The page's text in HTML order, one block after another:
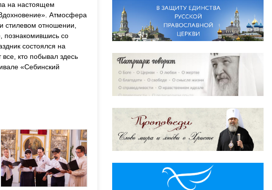
на настоящем
Атмосфера
стилевом отношении,
познакомившись со
состоялся на
кто побывал здесь
«Себинский